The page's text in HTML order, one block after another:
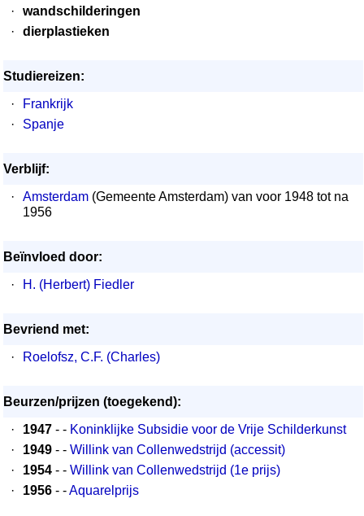
·
wandschilderingen
·
dierplastieken
Studiereizen:
·
Frankrijk
·
Spanje
Verblijf:
·
Amsterdam (Gemeente Amsterdam) van voor 1948 tot na
1956
Beïnvloed door:
·
H. (Herbert) Fiedler
Bevriend met:
·
Roelofsz, C.F. (Charles)
Beurzen/prijzen (toegekend):
·
1947 - - Koninklijke Subsidie voor de Vrije Schilderkunst
·
1949 - - Willink van Collenwedstrijd (accessit)
·
1954 - - Willink van Collenwedstrijd (1e prijs)
·
1956 - -Aquarelprijs